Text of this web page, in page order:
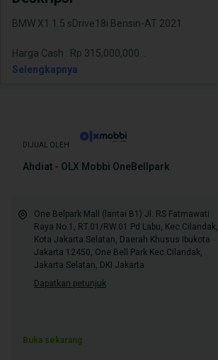
BMW X1 1.5 sDrive18i Bensin-AT 2021
Harga Cash : Rp 315,000,000
Selengkapnya
DIJUAL OLEH
Ahdiat - OLX Mobbi OneBellpark
One Belpark Mall (lantai B1) Jl. RS Fatmawati
Raya No.1, RT.01/RW.01 Pd Labu, Kec.Cilandak,
Kota Jakarta Selatan, Daerah Khusus Ibukota
Jakarta 12450, One Bell Park Kec.Cilandak,
Jakarta Selatan, DKI Jakarta
Dapatkan petunjuk
Buka sekarang